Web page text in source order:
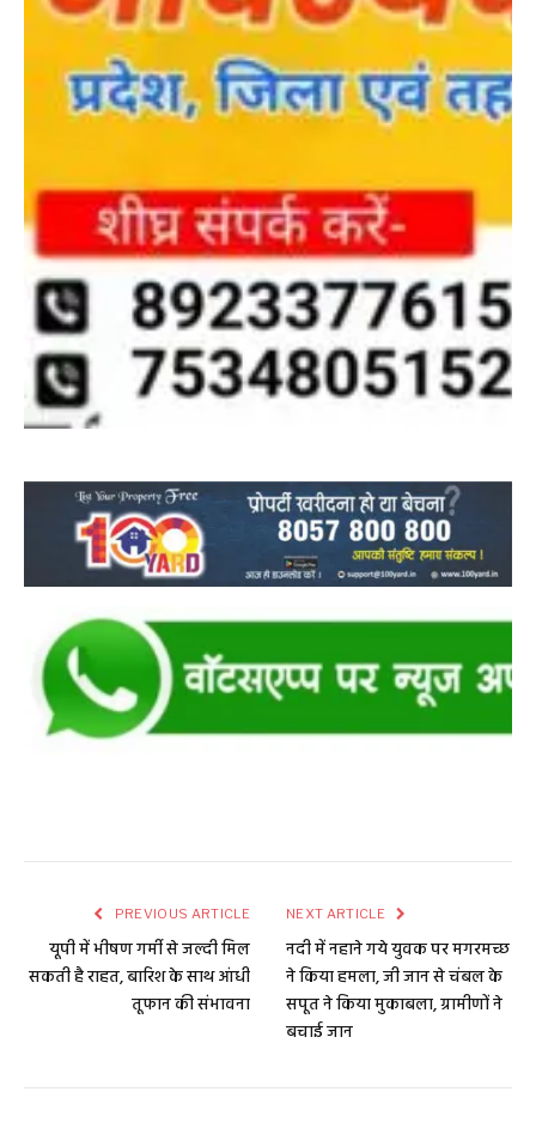
PREVIOUS ARTICLE
यूपी में भीषण गर्मी से जल्दी मिल
सकती है राहत, बारिश के साथ आंधी
तूफान की संभावना
NEXT ARTICLE
नदी में नहाने गये युवक पर मगरमच्छ
ने किया हमला, जी जान से चंबल के
सपूत ने किया मुकाबला, ग्रामीणों ने
बचाई जान